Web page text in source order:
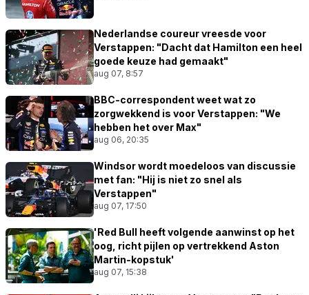
Nederlandse coureur vreesde voor
Verstappen: "Dacht dat Hamilton een heel
goede keuze had gemaakt"
aug 07, 8:57
BBC-correspondent weet wat zo
zorgwekkend is voor Verstappen: "We
hebben het over Max"
aug 06, 20:35
Windsor wordt moedeloos van discussie
met fan: "Hij is niet zo snel als
Verstappen"
aug 07, 17:50
'Red Bull heeft volgende aanwinst op het
oog, richt pijlen op vertrekkend Aston
Martin-kopstuk'
aug 07, 15:38